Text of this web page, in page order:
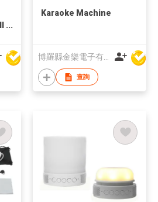
Karaoke Machine
查詢